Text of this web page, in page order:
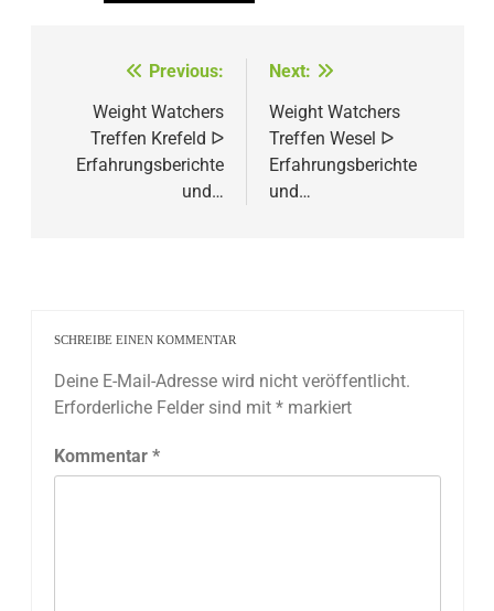
Beitragsnavigation
Previous:
Weight Watchers
Treffen Krefeld ᐅ
Erfahrungsberichte
und…
Next:
Weight Watchers
Treffen Wesel ᐅ
Erfahrungsberichte
und…
SCHREIBE EINEN KOMMENTAR
Deine E-Mail-Adresse wird nicht veröffentlicht.
Erforderliche Felder sind mit *markiert
Kommentar *